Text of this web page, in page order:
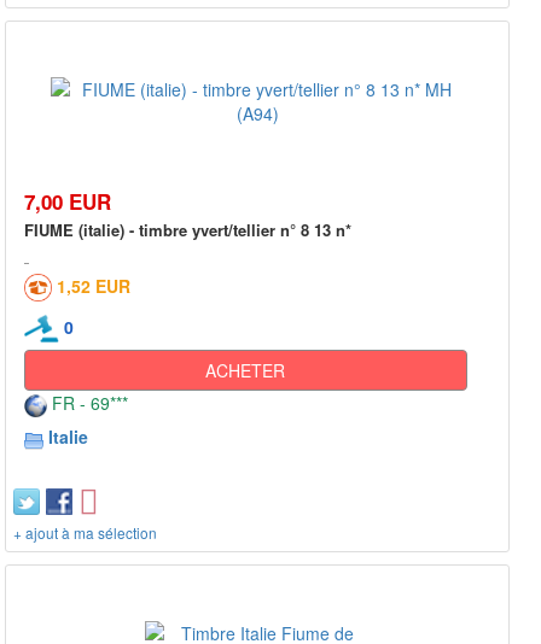
7,00 EUR
FIUME (italie) - timbre yvert/tellier n° 8 13 n*
1,52 EUR
0
ACHETER
FR - 69***
Italie
+ ajout à ma sélection